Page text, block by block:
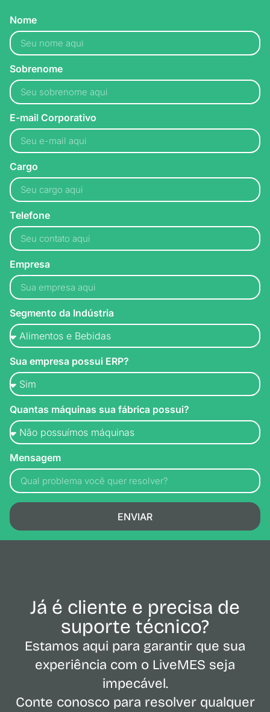
Nome
Sobrenome
E-mail Corporativo
Cargo
Telefone
Empresa
Segmento da Indústria
Sua empresa possui ERP?
Quantas máquinas sua fábrica possui?
Mensagem
ENVIAR
Já é cliente e precisa de
suporte técnico?
Estamos aqui para garantir que sua
experiência com o LiveMES seja
impecável.
Conte conosco para resolver qualquer